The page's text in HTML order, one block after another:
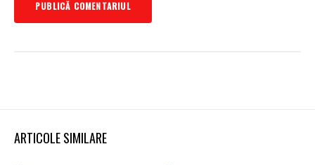
ARTICOLE SIMILARE